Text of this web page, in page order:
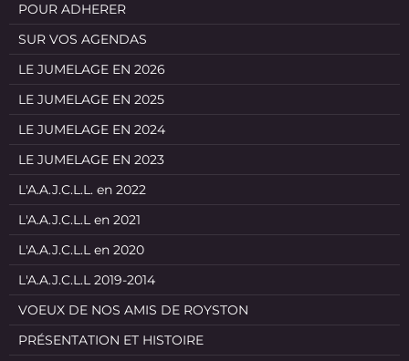
POUR ADHERER
SUR VOS AGENDAS
LE JUMELAGE EN 2026
LE JUMELAGE EN 2025
LE JUMELAGE EN 2024
LE JUMELAGE EN 2023
L'A.A.J.C.L.L. en 2022
L'A.A.J.C.L.L en 2021
L'A.A.J.C.L.L en 2020
L'A.A.J.C.L.L 2019-2014
VOEUX DE NOS AMIS DE ROYSTON
PRÉSENTATION ET HISTOIRE